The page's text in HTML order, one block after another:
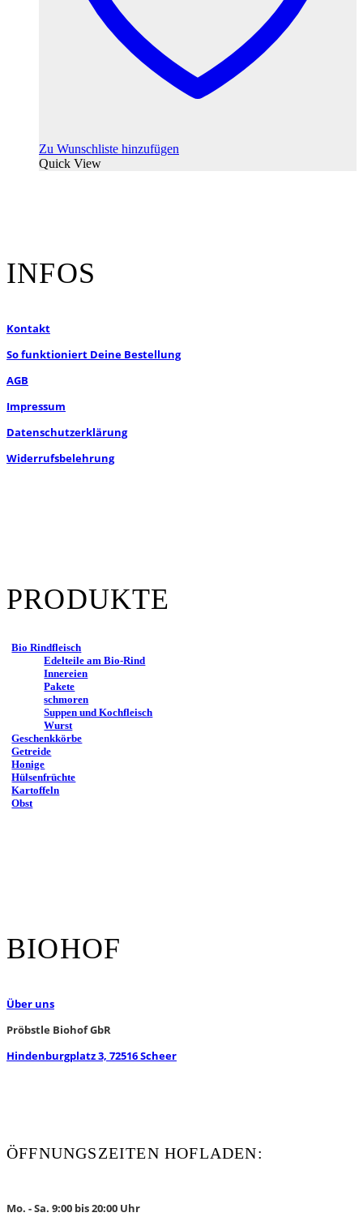
Zu Wunschliste hinzufügen
Quick View
INFOS
Kontakt
So funktioniert Deine Bestellung
AGB
Impressum
Datenschutzerklärung
Widerrufsbelehrung
PRODUKTE
Bio Rindfleisch
Edelteile am Bio-Rind
Innereien
Pakete
schmoren
Suppen und Kochfleisch
Wurst
Geschenkkörbe
Getreide
Honige
Hülsenfrüchte
Kartoffeln
Obst
BIOHOF
Über uns
Pröbstle Biohof GbR
Hindenburgplatz 3, 72516 Scheer
ÖFFNUNGSZEITEN HOFLADEN:
Mo. - Sa. 9:00 bis 20:00 Uhr